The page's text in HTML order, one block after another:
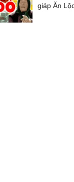
giáp Ăn